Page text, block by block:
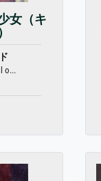
女（キ
o...